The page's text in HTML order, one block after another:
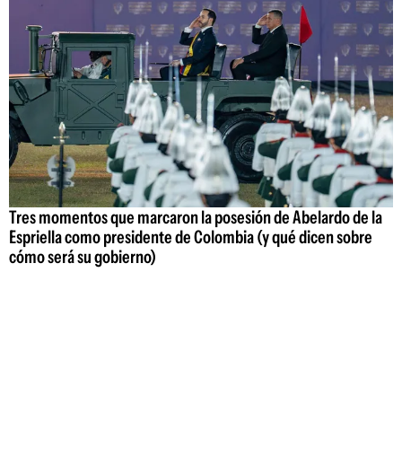
Tres momentos que marcaron la posesión de Abelardo de la
Espriella como presidente de Colombia (y qué dicen sobre
cómo será su gobierno)